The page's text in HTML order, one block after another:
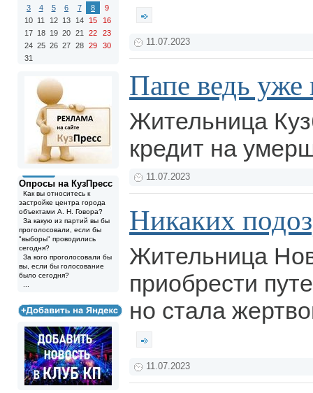
3
4 5 6 7 8
9
10 11 12 13 14 15
16
17 18 19 20 21 22
23
24 25 26 27 28 29
30
31
Опросы на КузПресс
Как вы относитесь к
застройке центра города
объектами А. Н. Говора?
За какую из партий вы бы
проголосовали, если бы
"выборы" проводились
сегодня?
За кого проголосовали бы
вы, если бы голосование
было сегодня?
11.07.2023
Папе ведь уже
Жительница
кредит на
11.07.2023
Никаких
Жительница
приобрести
но стала
11.07.2023